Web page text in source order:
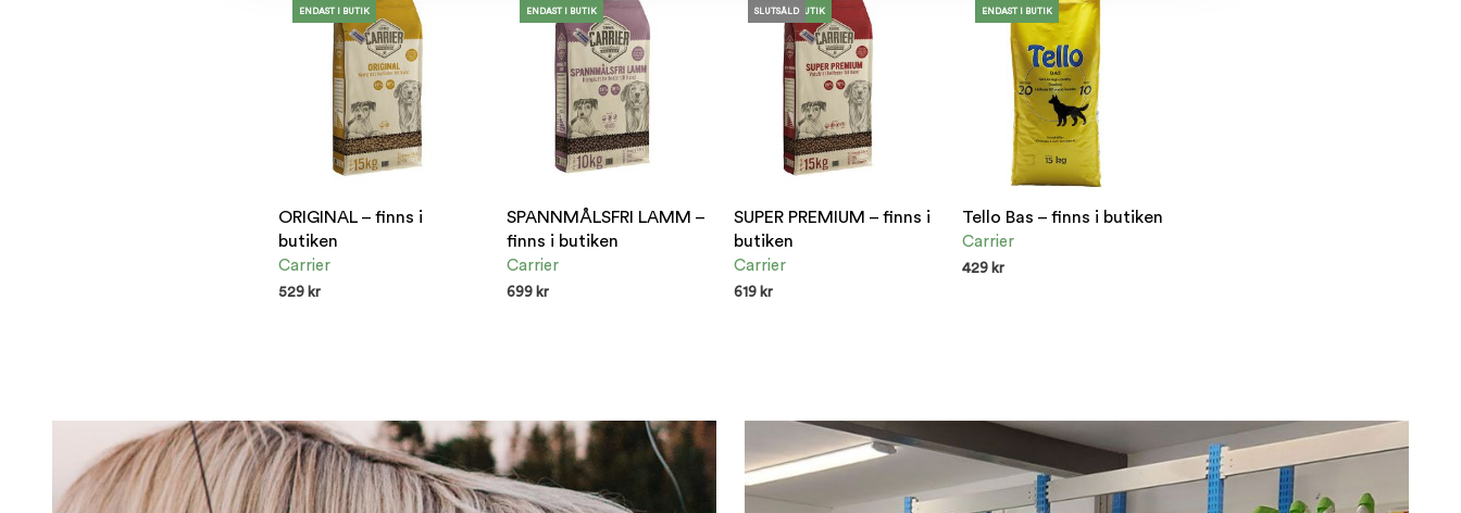
ENDAST I BUTIK
ORIGINAL – finns i
butiken
Carrier
529 kr
ENDAST I BUTIK
SPANNMÅLSFRI LAMM –
finns i butiken
Carrier
699 kr
ENDAST I BUTIK
SLUTSÅLD
SUPER PREMIUM – finns i
butiken
Carrier
619 kr
ENDAST I BUTIK
Tello Bas – finns i butiken
Carrier
429 kr